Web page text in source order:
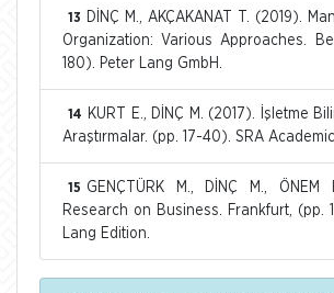
13
DİNÇ M., AKÇAKANAT T. (2019).
Organization: Various Approaches.
180). Peter Lang GmbH.
14
KURT E., DİNÇ M. (2017). İşletme
Araştırmalar. (pp. 17-40). SRA
15 GENÇTÜRK M., DİNÇ M., ÖNEM
Research on Business. Frankfurt, (pp.
Lang Edition.